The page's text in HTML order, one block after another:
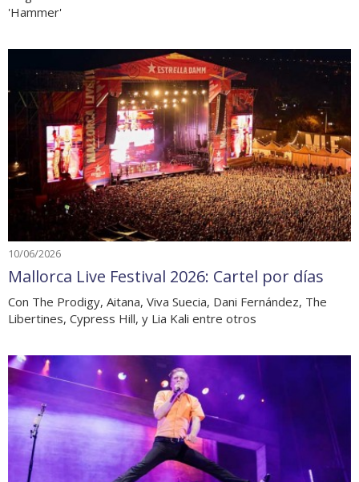
'Hammer'
10/06/2026
Mallorca Live Festival 2026: Cartel por días
Con The Prodigy, Aitana, Viva Suecia, Dani Fernández, The
Libertines, Cypress Hill, y Lia Kali entre otros